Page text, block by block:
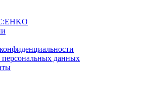
персональных данных